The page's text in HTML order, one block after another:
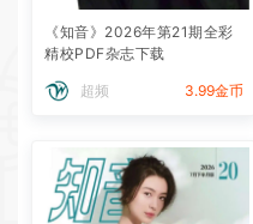
《知音》2026年第21期全彩
精校PDF杂志下载
超频 3.99金币